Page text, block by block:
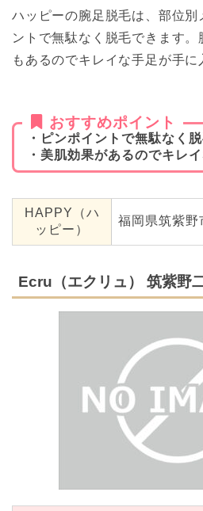
ハッピーの腕足脱毛は、部位別
ントで無駄なく脱毛できます
もあるのでキレイな手足が手に
おすすめポイント
・ピンポイントで無駄なく
・美肌効果があるのでキレ
HAPPY（ハ
ッピー）
福岡県筑紫
Ecru（エクリュ） 筑紫野